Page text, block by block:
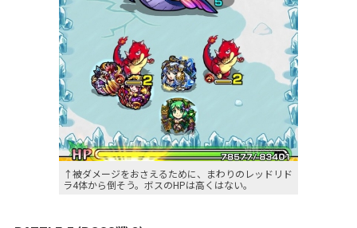
↑被ダメージをおさえるために、まわりのレッドリド
ラ4体から倒そう。ボスのHPは高くはない。